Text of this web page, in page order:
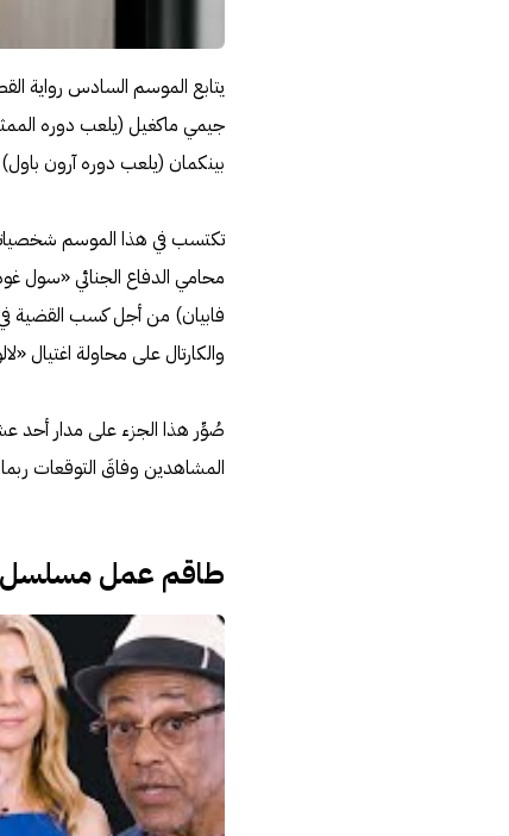
جيمي ماكغيل (يلعب دوره
بينكمان (يلعب دوره آرون
تكتسب في هذا الموسم
محامي الدفاع الجنائي «سول
فابيان) من أجل كسب القضية في
والكارتال على محاولة اغتيال
صُوِّر هذا الجزء على مدار أحد
المشاهدين وفاقَ التوقعات
طاقم عمل مسلسل Better Call Saul 6